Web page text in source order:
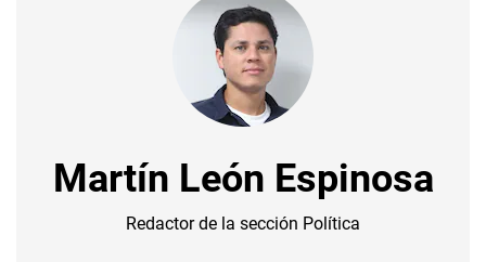
Martín León Espinosa
Redactor de la sección Política